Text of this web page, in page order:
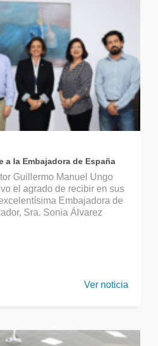
a la Embajadora de España
Guillermo Manuel Ungo
el agrado de recibir en sus
Embajadora de
Sra. Sonia Álvarez
Ver noticia